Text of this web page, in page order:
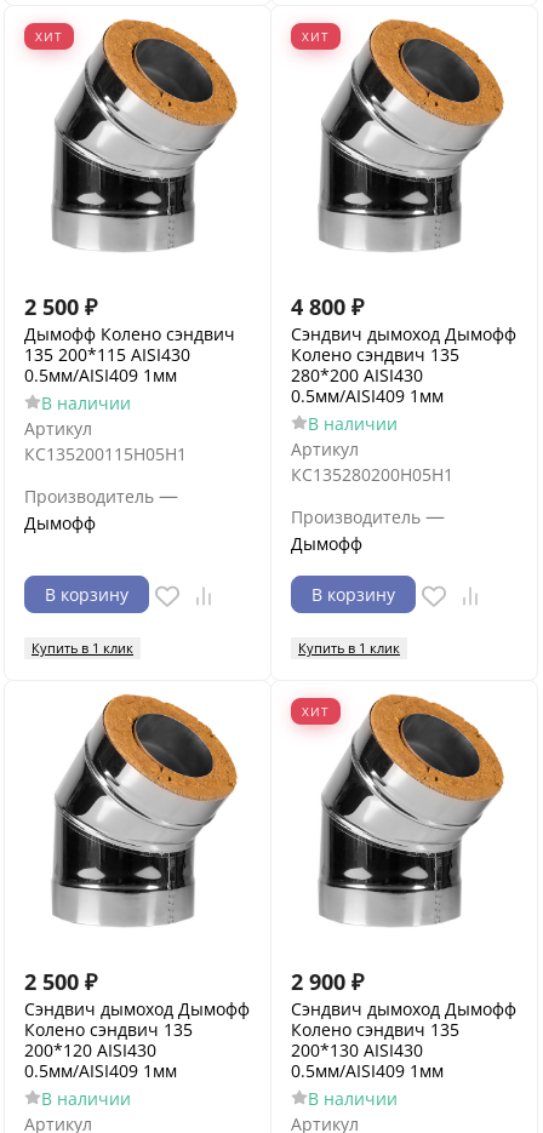
ХИТ
2 500 ₽
Дымофф Колено сэндвич
135 200*115 AISI430
0.5мм/AISI409 1мм
В наличии
Артикул
КС135200115Н05Н1
Производитель —
Дымофф
В корзину
Купить в 1 клик
ХИТ
4 800 ₽
Сэндвич дымоход Дымофф
Колено сэндвич 135
280*200 AISI430
0.5мм/AISI409 1мм
В наличии
Артикул
КС135280200Н05Н1
Производитель —
Дымофф
В корзину
Купить в 1 клик
2 500 ₽
Сэндвич дымоход Дымофф
Колено сэндвич 135
200*120 AISI430
0.5мм/AISI409 1мм
В наличии
Артикул
ХИТ
2 900 ₽
Сэндвич дымоход Дымофф
Колено сэндвич 135
200*130 AISI430
0.5мм/AISI409 1мм
В наличии
Артикул